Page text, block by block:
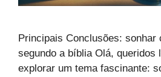
Principais Conclusões: sonhar
segundo a bíblia Olá, queridos
explorar um tema fascinante: